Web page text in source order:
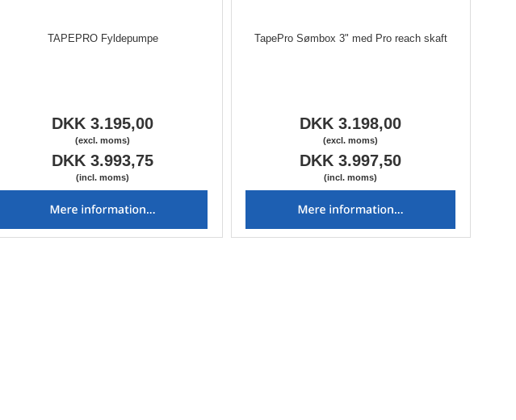
TAPEPRO Fyldepumpe
DKK 3.195,00
(excl. moms)
DKK 3.993,75
(incl. moms)
TapePro Sømbox 3" med Pro reach skaft
DKK 3.198,00
(excl. moms)
DKK 3.997,50
(incl. moms)